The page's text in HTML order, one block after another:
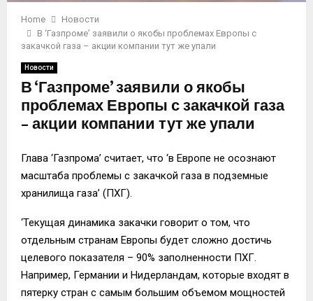
Home
Новости
В ‘Газпроме’ заявили о якобы проблемах Европы с
закачкой газа – акции компании тут же упали
Новости
В ‘Газпроме’ заявили о якобы
проблемах Европы с закачкой газа
– акции компании тут же упали
Глава ‘Газпрома’ считает, что ‘в Европе не осознают
масштаба проблемы с закачкой газа в подземные
хранилища газа’ (ПХГ).
‘Текущая динамика закачки говорит о том, что
отдельным странам Европы будет сложно достичь
целевого показателя – 90% заполненности ПХГ.
Например, Германии и Нидерландам, которые входят в
пятерку стран с самым большим объемом мощностей